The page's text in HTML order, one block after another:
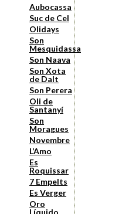
Aubocassa
Suc de Cel
Olidays
Son
Mesquidassa
Son Naava
Son Xota
de Dalt
Son Perera
Oli de
Santanyí
Son
Moragues
Novembre
L’Amo
Es
Roquissar
7 Empelts
Es Verger
Oro
Líquido